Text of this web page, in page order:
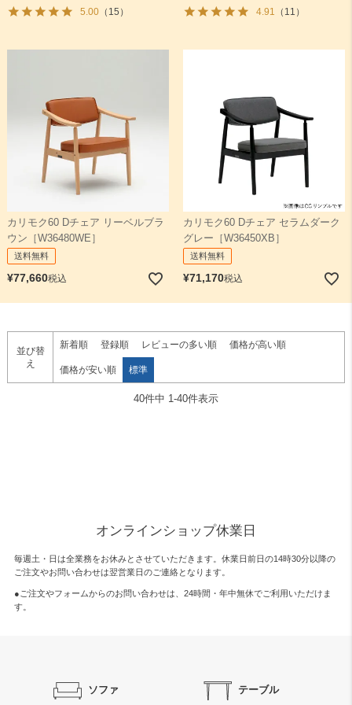
5.00（15） 4.91 （11）
カリモク60 Dチェア リーベルブラ
ウン［W36480WE］
送料無料
¥77,660税込
カリモク60 Dチェア セラムダーク
グレー［W36450XB］
送料無料
¥71,170税込
並び替
え
新着順 登録順 レビューの多い順 価格が高い順
価格が安い順 標準
40件中 1-40件表示
オンラインショップ休業日
毎週土・日は全業務をお休みとさせていただきます。休業日前日の14時30分以降の
ご注文やお問い合わせは翌営業日のご連絡となります。
●ご注文やフォームからのお問い合わせは、 24時間・年中無休でご利用いただけま
す。
ソファ テーブル